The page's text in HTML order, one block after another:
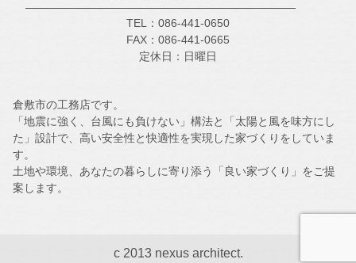
TEL：086-441-0650
FAX：086-441-0665
定休日：日曜日
倉敷市の工務店です。
「地震に強く、台風にも負けない」構法と「太陽と風を味方にし
た」設計で、高い安全性と快適性を実現した家づくりをしていま
す。
土地や環境、あなたの暮らしに寄り添う「良い家づくり」をご提
案します。
c 2013 nexus architect.